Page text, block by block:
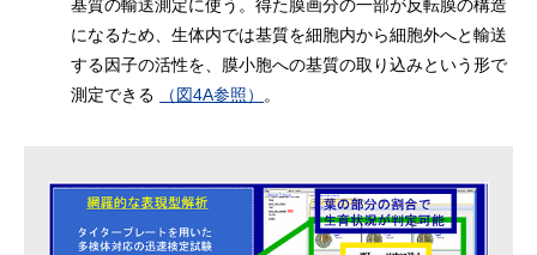
基質の輸送測定に使う。得た膜画分の一部が反転膜の構造
になるため、生体内では基質を細胞内から細胞外へと輸送
する因子の活性を、膜小胞への基質の取り込みという形で
測定できる
（図4A参照） 。